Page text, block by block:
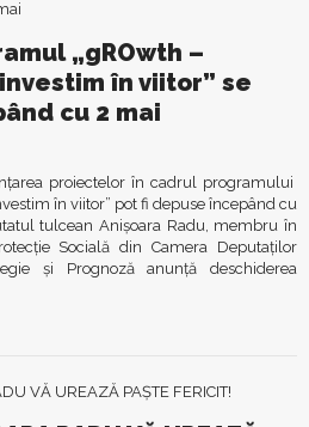
„gROwth –
în viitor” se
cu 2 mai
proiectelor în cadrul programului
în viitor” pot fi depuse începând cu
tulcean Anișoara Radu, membru în
Socială din Camera Deputaților
şi Prognoză anunţă deschiderea